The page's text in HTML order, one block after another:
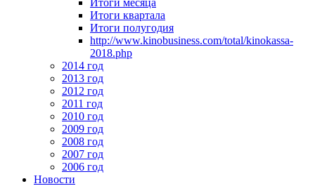
Итоги месяца
Итоги квартала
Итоги полугодия
http://www.kinobusiness.com/total/kinokassa-
2018.php
2014 год
2013 год
2012 год
2011 год
2010 год
2009 год
2008 год
2007 год
2006 год
Новости